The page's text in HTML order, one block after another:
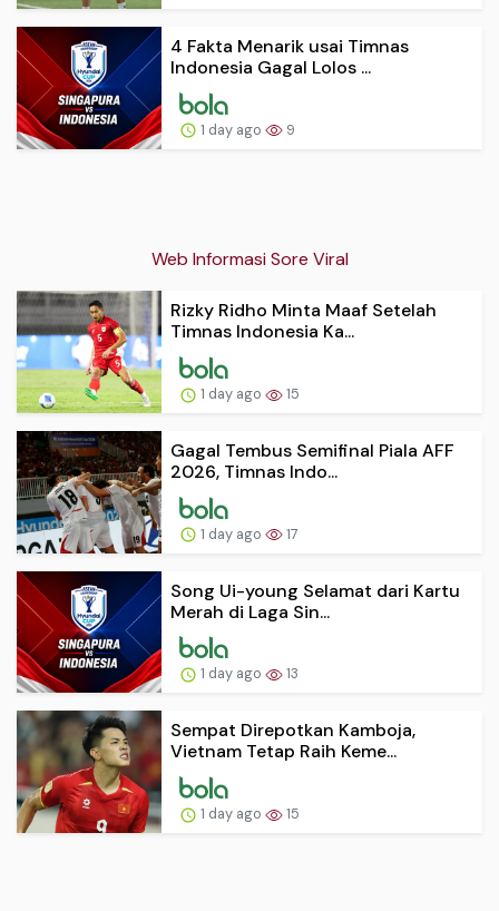
4 Fakta Menarik usai Timnas
Indonesia Gagal Lolos ...
1 day ago 9
Web Informasi Sore Viral
Rizky Ridho Minta Maaf Setelah
Timnas Indonesia Ka...
1 day ago 15
Gagal Tembus Semifinal Piala AFF
2026, Timnas Indo...
1 day ago 17
Song Ui-young Selamat dari Kartu
Merah di Laga Sin...
1 day ago 13
Sempat Direpotkan Kamboja,
Vietnam Tetap Raih Keme...
1 day ago 15